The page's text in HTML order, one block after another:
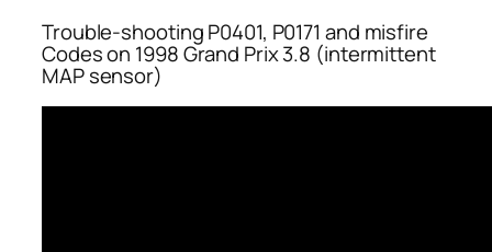
Trouble-shooting P0401, P0171 and misfire
Codes on 1998 Grand Prix 3.8 (intermittent
MAP sensor)